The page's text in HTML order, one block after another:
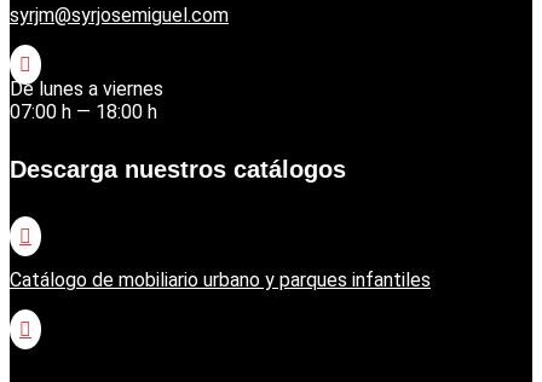
syrjm@syrjosemiguel.com

De lunes a viernes
07:00 h — 18:00 h
Descarga nuestros catálogos

Catálogo de mobiliario urbano y parques infantiles
